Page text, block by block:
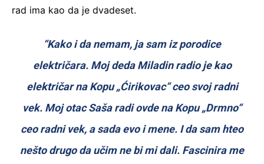
rad ima kao da je dvadeset.
“Kako i da nemam, ja sam iz porodice
električara. Moj deda Miladin radio je kao
električar na Kopu „Ćirikovac“ ceo svoj radni
vek. Moj otac Saša radi ovde na Kopu „Drmno“
ceo radni vek, a sada evo i mene. I da sam hteo
nešto drugo da učim ne bi mi dali. Fascinira me